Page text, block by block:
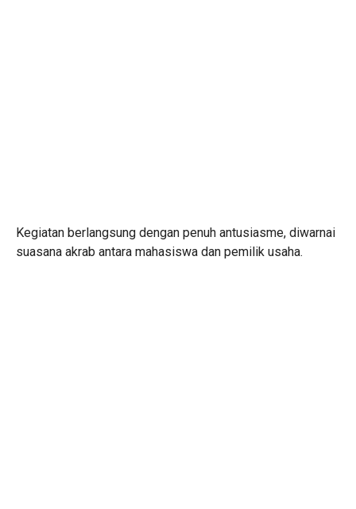
Kegiatan berlangsung dengan penuh antusiasme, diwarnai
suasana akrab antara mahasiswa dan pemilik usaha.